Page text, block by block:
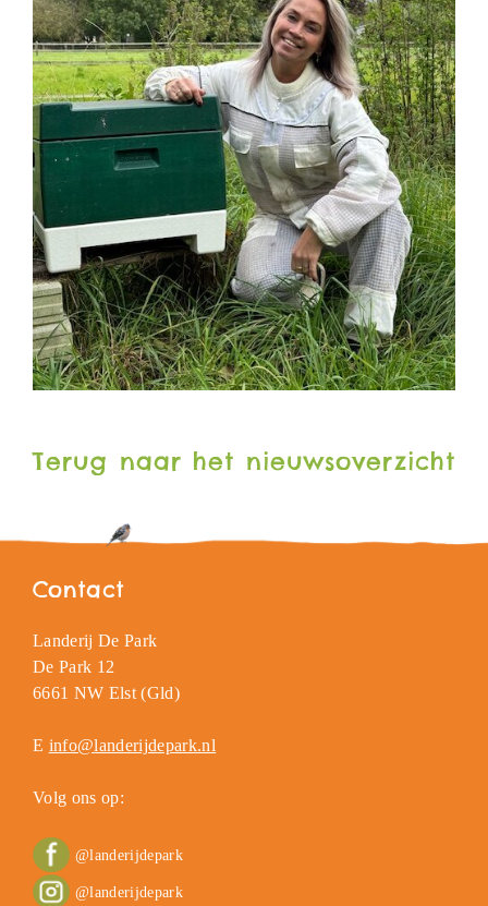
Terug naar het nieuwsoverzicht
Contact
Landerij De Park
De Park 12
6661 NW Elst (Gld)
E info@landerijdepark.nl
Volg ons op:
@landerijdepark
@landerijdepark